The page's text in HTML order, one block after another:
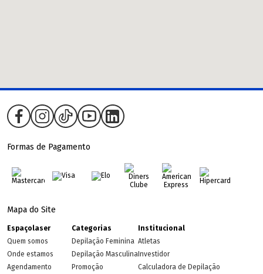
Formas de Pagamento
Mapa do Site
Espaçolaser
Quem somos
Onde estamos
Agendamento
Categorias
Depilação Feminina
Depilação Masculina
Promoção
Institucional
Atletas
Investidor
Calculadora de Depilação